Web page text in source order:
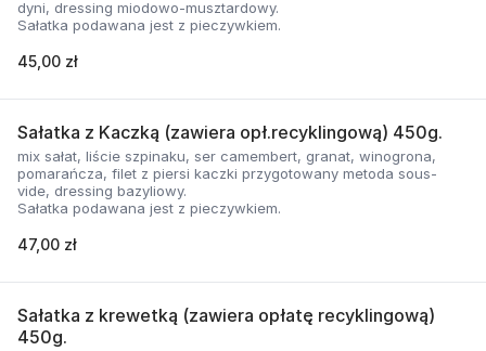
dyni, dressing miodowo-musztardowy.
Sałatka podawana jest z pieczywkiem.
45,00 zł
Sałatka z Kaczką (zawiera opł.recyklingową) 450g.
mix sałat, liście szpinaku, ser camembert, granat, winogrona,
pomarańcza, filet z piersi kaczki przygotowany metoda sous-
vide, dressing bazyliowy.
Sałatka podawana jest z pieczywkiem.
47,00 zł
Sałatka z krewetką (zawiera opłatę recyklingową)
450g.